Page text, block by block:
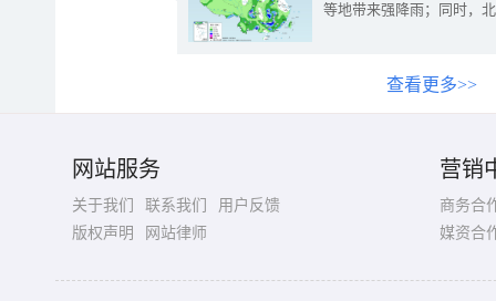
等地带来强降雨；同时，
查看更多>>
网站服务
关于我们 联系我们
用户反馈
版权声明
网站律师
营销
商务合
媒资合